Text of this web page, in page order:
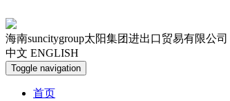
海南suncitygroup太阳集团进出口贸易有限公司
中文 ENGLISH
Toggle navigation
首页